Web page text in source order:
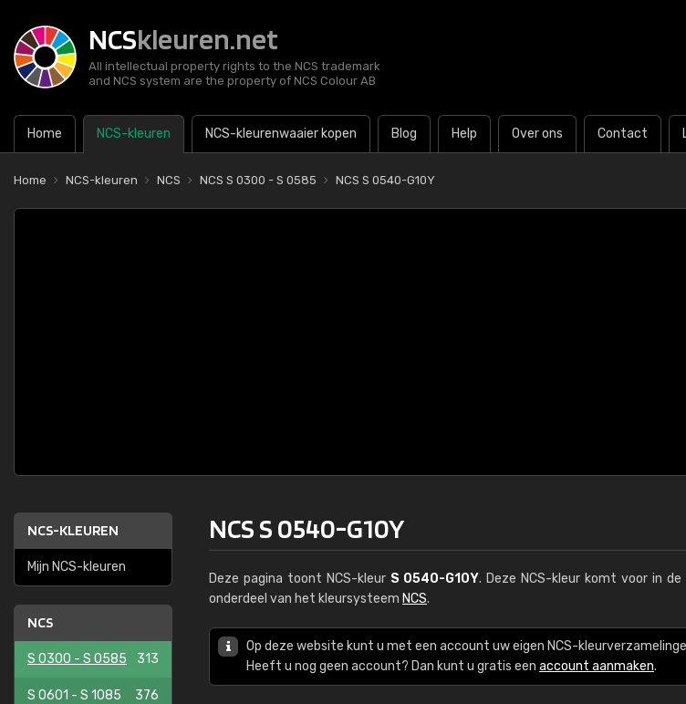
NCSkleuren.net
All intellectual property rights to the NCS trademark
and NCS system are the property of NCS Colour AB
Home NCS-kleuren NCS-kleurenwaaier kopen Blog Help Over ons Contact
Home NCS-kleuren NCS NCS S 0300 - S 0585 NCS S 0540-G10Y
NCS-KLEUREN
Mijn NCS-kleuren
NCS
S 0300 - S 0585 313
S 0601 - S 1085 376
NCS S 0540-G10Y
Deze pagina toont NCS-kleur S 0540-G10Y. Deze NCS-kleur komt voor in
onderdeel van het kleursysteem NCS.
Op deze website kunt u met een account uw eigen NCS-
Heeft u nog geen account? Dan kunt u gratis een account aanmaken.